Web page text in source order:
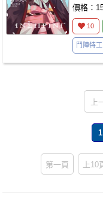
價格：
10
鬥陣特工
上
1
第一頁 上10